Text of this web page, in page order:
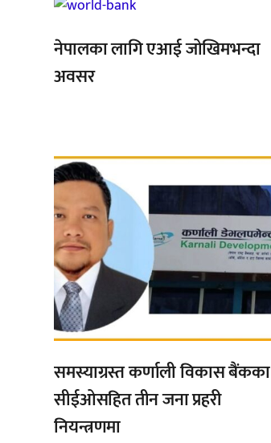
,
नेपालका लागि एआई जोखिमभन्दा
अवसर
,
समस्याग्रस्त कर्णाली विकास बैंकका
सीईओसहित तीन जना प्रहरी
नियन्त्रणमा